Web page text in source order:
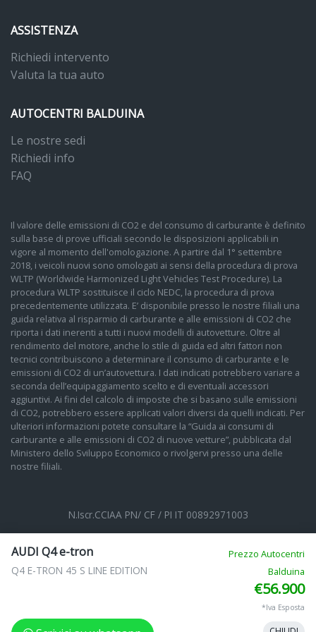
Supporto lombare a 4 vie per i sedili anteriori
Telaio sportivo
Telecamera posteriore
Vetri atermici
Vetro parasole oscurato
Volante multifunzionale in pelle sportivo a razze doppie con
bilancieri
AUDI Q4 e-tron
Q4 E-TRON 45 S LINE EDITION
Prezzo Autocentri
Balduina
€56.900
*Iva Esposta
ASSISTENZA
Richiedi intervento
Valuta la tua auto
AUTOCENTRI BALDUINA
Le nostre sedi
Richiedi info
FAQ
Il valore delle emissioni di CO2 e del consumo di carburante è definito
sulla base di prove ufficiali secondo le disposizioni applicabili in
vigore al momento dell'omologazione. A partire dal 1° settembre
2018, i veicoli nuovi sono omologati ai sensi della procedura di prova
WLTP (Worldwide Harmonized Light Vehicles Test Procedure). La
procedura WLTP sostituisce il ciclo NEDC, la procedura di prova
precedentemente utilizzata. E’ disponibile presso le nostre filiali una
guida relativa al risparmio di carburante e alle emissioni di CO2 che
riporta i dati inerenti a tutti i nuovi modelli di autovetture. Oltre al
rendimento del motore, anche lo stile di guida ed altri fattori non
tecnici contribuiscono a determinare il consumo di carburante e le
emissioni di CO2 di un’autovettura. I dati indicati potrebbero variare a
seconda dell’equipaggiamento scelto e di eventuali accessori
aggiuntivi. Ai fini del calcolo di imposte che si basano sulle emissioni
di CO2, potrebbero essere applicati valori diversi da quelli indicati. Per
ulteriori informazioni potete consultare la “Guida ai consumi di
carburante e alle emissioni di CO2 di nuove vetture”, pubblicata dal
Ministero dello Sviluppo Economico o rivolgervi presso una delle
nostre filiali.
N.Iscr.CCIAA PN/ CF / PI IT 00892971003